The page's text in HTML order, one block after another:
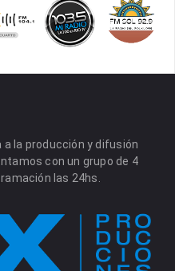
la producción y difusión
con un grupo de 4
las 24hs.